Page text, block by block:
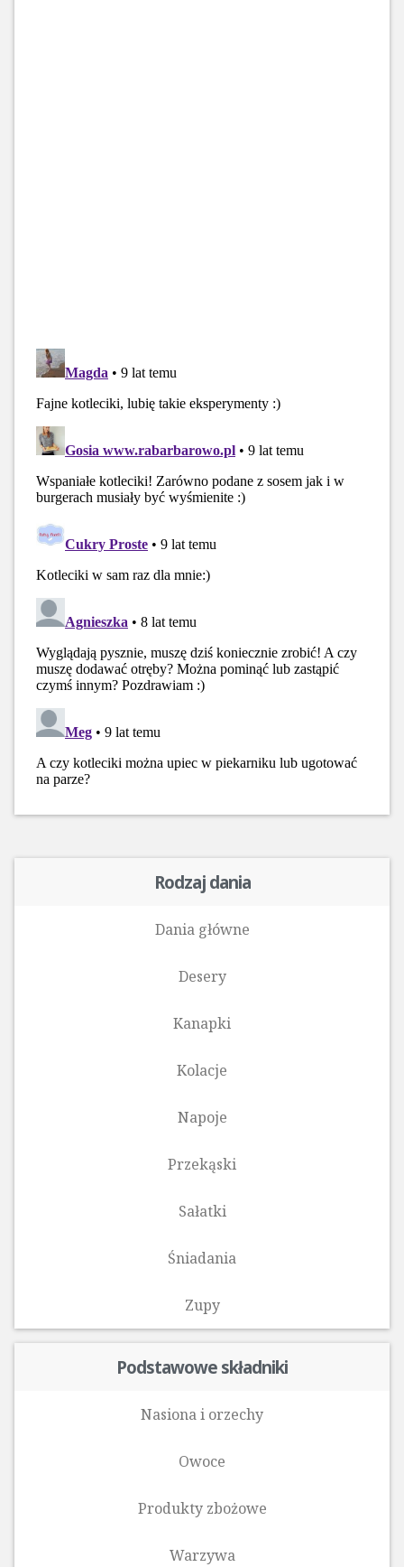
Rodzaj dania
Dania główne
Desery
Kanapki
Kolacje
Napoje
Przekąski
Sałatki
Śniadania
Zupy
Podstawowe składniki
Nasiona i orzechy
Owoce
Produkty zbożowe
Warzywa